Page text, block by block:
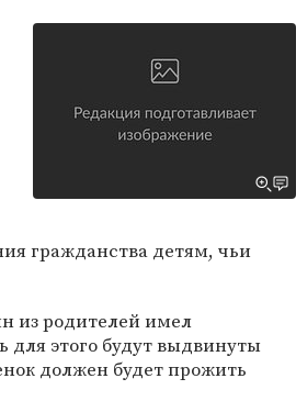
гражданства детям, чьи
из родителей имел
для этого будут выдвинуты
должен будет прожить